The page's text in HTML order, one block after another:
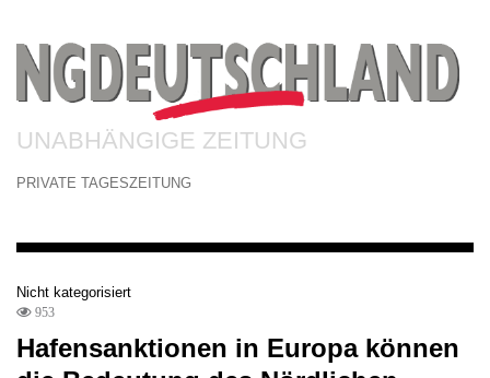
UNABHÄNGIGE ZEITUNG
PRIVATE TAGESZEITUNG
Nicht kategorisiert
953
Hafensanktionen in Europa können